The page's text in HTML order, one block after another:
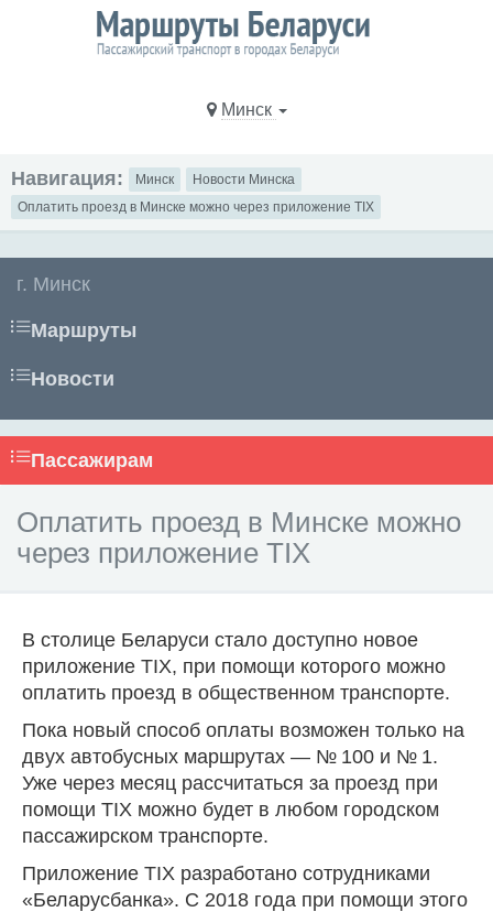
Минск
Навигация: Минск
Новости Минска
Оплатить проезд в Минске можно через приложение TIX
г. Минск
Маршруты
Новости
Пассажирам
Оплатить проезд в Минске можно
через приложение TIX
В столице Беларуси стало доступно новое
приложение TIX, при помощи которого можно
оплатить проезд в общественном транспорте.
Пока новый способ оплаты возможен только на
двух автобусных маршрутах — № 100 и № 1.
Уже через месяц рассчитаться за проезд при
помощи TIX можно будет в любом городском
пассажирском транспорте.
Приложение TIX разработано сотрудниками
«Беларусбанка». С 2018 года при помощи этого